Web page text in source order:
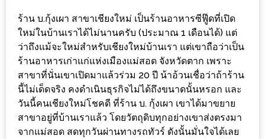
FESTIVAL
10
ร้าน
พ่อ
ค้า
แซ่บ
แม่ค้า
ร้าน บ.กุ้งเผา สาขาเชียงใหม่ เป็นร้านอาหารซีฟู๊ดที่เปิด
ใหม่ในบ้านเราได้ไม่นานครับ (ประมาณ 1 เดือนได้) แต่
ว่าถึงแม้จะใหม่สำหรับเชียงใหม่บ้านเรา แต่เขาถือว่าเป็น
ร้านอาหารเก่าแก่แห่งเมืองแม่สอด จังหวัดตาก เพราะ
สาขาที่นั่นเขาเปิดมาแล้วร่วม 20 ปี น้าอ้วนเชื่อว่าถ้าร้าน
นี้ไม่เด็ดจริง คงดำเนินธุรกิจไม่ได้ถึงขนาดนั้นหรอก และ
วันนี้คนเชียงใหม่โชคดี ที่ร้าน บ. กุ้งเผา เขาได้มาขยาย
สาขาอยู่ที่บ้านเราแล้ว โดยวัตถุดิบทุกอย่างเขาส่งตรงมา
จากแม่สอด สดทุกวันผ่านทางรถทัวร์ ดังนั้นมั่นใจได้เลย